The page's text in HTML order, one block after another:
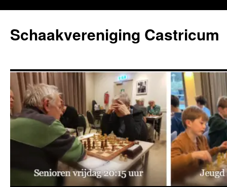
de
inhoud
Schaakvereniging Castricum